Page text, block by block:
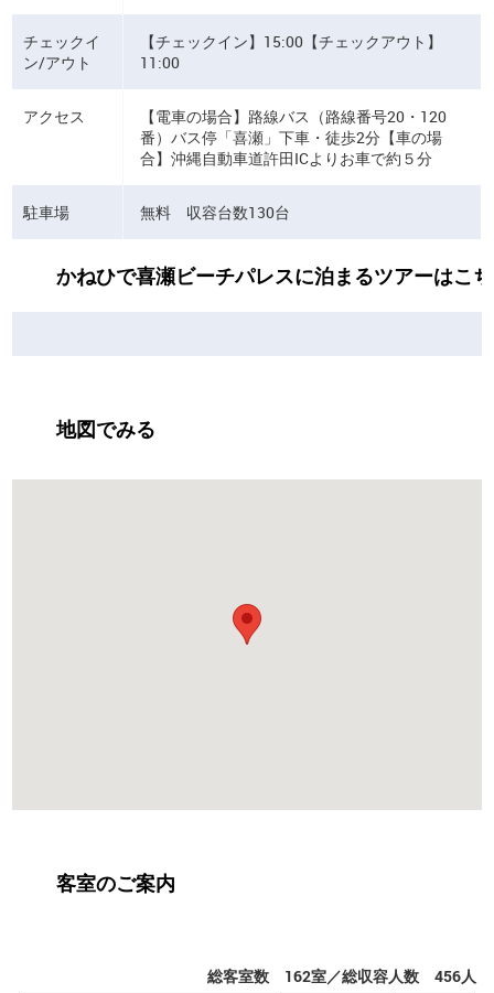
チェックイ
ン/アウト
【チェックイン】15:00【チェックアウト】
11:00
アクセス
【電車の場合】路線バス（路線番号20・120
番）バス停「喜瀬」下車・徒歩2分【車の場
合】沖縄自動車道許田ICよりお車で約５分
駐車場 無料 収容台数130台
かねひで喜瀬ビーチパレスに泊まるツアーはこ
地図でみる
客室のご案内
総客室数 162室／総収容人数 456人